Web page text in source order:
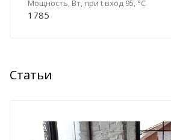
Мощность, Вт, при t вход 95, °C
1785
Статьи